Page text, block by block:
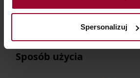
Spersonalizuj
Sposób użycia